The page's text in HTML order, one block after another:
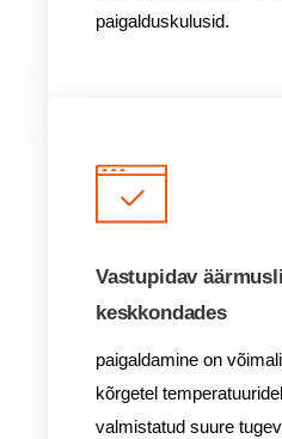
paigalduskulusid.
Vastupidav
keskkondades
paigaldamine on
kõrgetel
valmistatud suure